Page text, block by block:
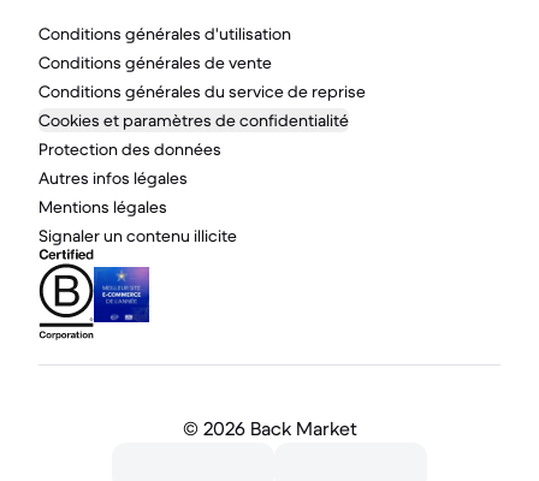
Conditions générales d'utilisation
Conditions générales de vente
Conditions générales du service de reprise
Cookies et paramètres de confidentialité
Protection des données
Autres infos légales
Mentions légales
Signaler un contenu illicite
© 2026 Back Market